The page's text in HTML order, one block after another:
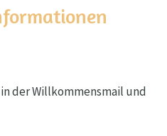
der Willkommensmail und